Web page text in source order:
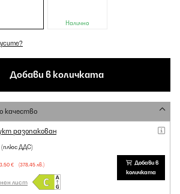
Налично
Добави в количката
качество
разопакован
(плюс ДДС)
€ (378,45 лв.)
лист
Добави в
количката